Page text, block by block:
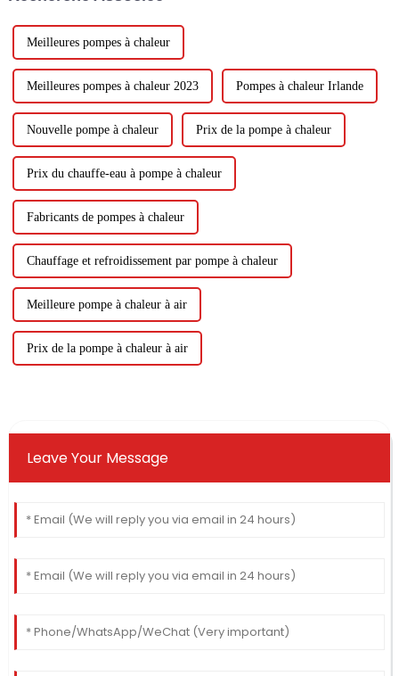
Meilleures pompes à chaleur
Meilleures pompes à chaleur 2023 Pompes à chaleur Irlande
Nouvelle pompe à chaleur Prix ​​​​de la pompe à chaleur
Prix ​​​​du chauffe-eau à pompe à chaleur
Fabricants de pompes à chaleur
Chauffage et refroidissement par pompe à chaleur
Meilleure pompe à chaleur à air
Prix ​​​​de la pompe à chaleur à air
Leave Your Message